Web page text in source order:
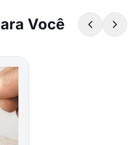
Você